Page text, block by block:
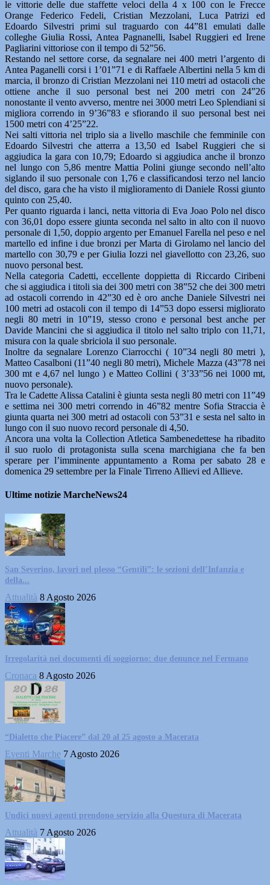
le vittorie delle due staffette veloci della 4 x 100 con le Frecce
Orange Federico Fedeli, Cristian Mezzolani, Luca Patrizi ed
Edoardo Silvestri primi sul traguardo con 44”81 emulati dalle
colleghe Giulia Rossi, Antea Pagnanelli, Isabel Ruggieri ed Irene
Pagliarini vittoriose con il tempo di 52”56.
Restando nel settore corse, da segnalare nei 400 metri l’argento di
Antea Paganelli corsi i 1’01”71 e di Raffaele Albertini nella 5 km di
marcia, il bronzo di Cristian Mezzolani nei 110 metri ad ostacoli che
ottiene anche il suo personal best nei 200 metri con 24”26
nonostante il vento avverso, mentre nei 3000 metri Leo Splendiani si
migliora correndo in 9’36”83 e sfiorando il suo personal best nei
1500 metri con 4’25”22.
Nei salti vittoria nel triplo sia a livello maschile che femminile con
Edoardo Silvestri che atterra a 13,50 ed Isabel Ruggieri che si
aggiudica la gara con 10,79; Edoardo si aggiudica anche il bronzo
nel lungo con 5,86 mentre Mattia Polini giunge secondo nell’alto
siglando il suo personale con 1,76 e classificandosi terzo nel lancio
del disco, gara che ha visto il miglioramento di Daniele Rossi giunto
quinto con 25,40.
Per quanto riguarda i lanci, netta vittoria di Eva Joao Polo nel disco
con 36,01 dopo essere giunta seconda nel salto in alto con il nuovo
personale di 1,50, doppio argento per Emanuel Farella nel peso e nel
martello ed infine i due bronzi per Marta di Girolamo nel lancio del
martello con 30,79 e per Giulia Iozzi nel giavellotto con 23,26, suo
nuovo personal best.
Nella categoria Cadetti, eccellente doppietta di Riccardo Ciribeni
che si aggiudica i titoli sia dei 300 metri con 38”52 che dei 300 metri
ad ostacoli correndo in 42”30 ed è oro anche Daniele Silvestri nei
100 metri ad ostacoli con il tempo di 14”53 dopo essersi migliorato
negli 80 metri in 10”19, stesso crono e personal best anche per
Davide Mancini che si aggiudica il titolo nel salto triplo con 11,71,
misura con la quale sbriciola il suo personale.
Inoltre da segnalare Lorenzo Ciarrocchi ( 10”34 negli 80 metri ),
Matteo Casalboni (11”40 negli 80 metri), Michele Mazza (43”78 nei
300 mt e 4,67 nel lungo ) e Matteo Collini ( 3’33”56 nei 1000 mt,
nuovo personale).
Tra le Cadette Alissa Catalini è giunta sesta negli 80 metri con 11”49
e settima nei 300 metri correndo in 46”82 mentre Sofia Straccia è
giunta quarta nei 300 metri ad ostacoli con 53”31 e sesta nel salto in
lungo con il suo nuovo record personale di 4,50.
Ancora una volta la Collection Atletica Sambenedettese ha ribadito
il suo ruolo di protagonista sulla scena marchigiana che fa ben
sperare per l’imminente appuntamento a Roma per sabato 28 e
domenica 29 settembre per la Finale Tirreno Allievi ed Allieve.
Ultime notizie MarcheNews24
San Severino, lavori nel plesso “Gentili”: le sezioni dell’Infanzia e
della...
Attualità 8 Agosto 2026
Irregolarità nei documenti di soggiorno: due denunce nel Fermano
Cronaca 8 Agosto 2026
“Dialetto che Piacere” dal 20 al 25 agosto a Macerata
Eventi Marche 7 Agosto 2026
Undici nuovi agenti prendono servizio alla Questura di Macerata
Attualità 7 Agosto 2026